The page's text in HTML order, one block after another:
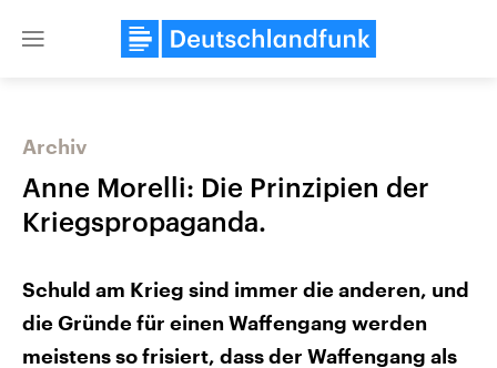
Close
Archiv
Anne Morelli: Die Prinzipien der
Kriegspropaganda.
Schuld am Krieg sind immer die anderen, und
die Gründe für einen Waffengang werden
meistens so frisiert, dass der Waffengang als